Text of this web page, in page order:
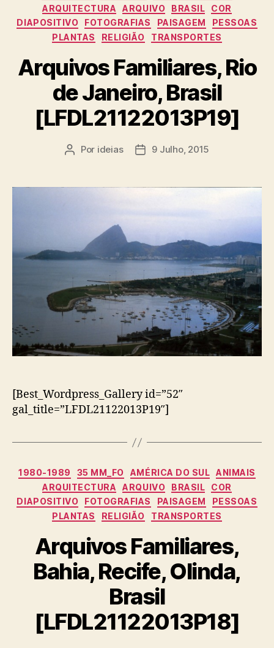
ARQUITECTURA
ARQUIVO BRASIL
COR
DIAPOSITIVO
FOTOGRAFIAS PAISAGEM
PESSOAS
PLANTAS
RELIGIÃO TRANSPORTES
Arquivos Familiares, Rio
de Janeiro, Brasil
[LFDL21122013P19]
Autor
Por ideias
Data9 Julho, 2015
[Best_Wordpress_Gallery id=”52″
gal_title=”LFDL21122013P19″]
Categorias
1980-1989 35 MM_FO AMÉRICA DO SUL ANIMAIS
ARQUITECTURA
ARQUIVO BRASIL
COR
DIAPOSITIVO
FOTOGRAFIAS PAISAGEM
PESSOAS
PLANTAS
RELIGIÃO TRANSPORTES
Arquivos Familiares,
Bahia, Recife, Olinda,
Brasil
[LFDL21122013P18]